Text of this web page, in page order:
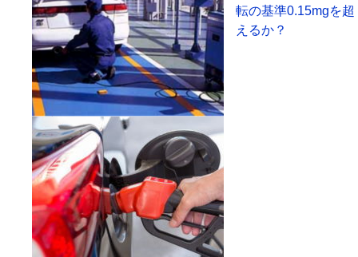
転の基準0.15mgを超
えるか？